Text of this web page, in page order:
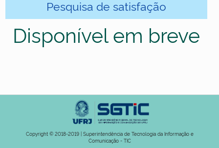
Pesquisa de satisfação
Disponível em breve
Copyright © 2018-2019 | Superintendência de Tecnologia da Informação e
Comunicação - TIC